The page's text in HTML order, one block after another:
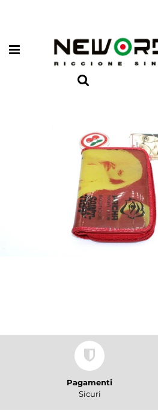
Open menu
Pagamenti
Sicuri